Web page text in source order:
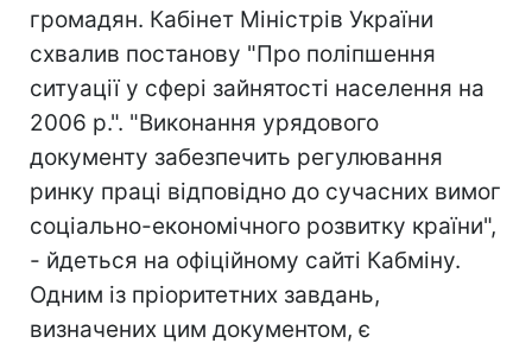
громадян. Кабінет Міністрів України
схвалив постанову "Про поліпшення
ситуації у сфері зайнятості населення на
2006 р.". "Виконання урядового
документу забезпечить регулювання
ринку праці відповідно до сучасних вимог
соціально-економічного розвитку країни",
- йдеться на офіційному сайті Кабміну.
Одним із пріоритетних завдань,
визначених цим документом, є